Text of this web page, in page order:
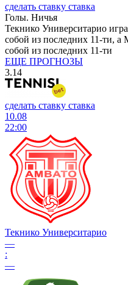
сделать ставку ставка
Голы. Ничья
Текнико Университарио
собой из последних 11-ти,
собой из последних 11-ти
ЕЩЕ ПРОГНОЗЫ
3.14
сделать ставку ставка
10.08
22:00
Текнико Университарио
—
:
—